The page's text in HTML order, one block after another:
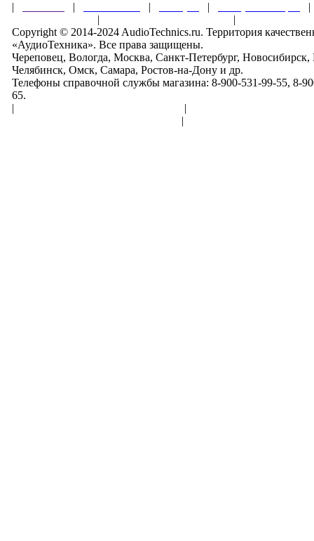
| | | |
|
|
Copyright © 2014-2024 AudioTechnics.ru. Территория
«АудиоТехника». Все права защищены.
Череповец, Вологда, Москва, Санкт-Петербург,
Челябинск, Омск, Самара, Ростов-на-Дону и др.
Телефоны справочной службы магазина: 8-900-531-99-55, 8-
65.
|
|
|